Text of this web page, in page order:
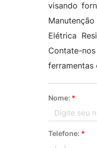
visando
Elétrica
Contate-
ferramentas
Nome: *
Telefone: *